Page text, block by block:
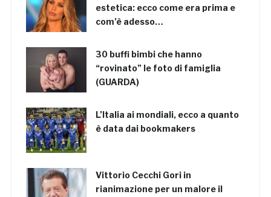
estetica: ecco come era prima e
com’è adesso…
30 buffi bimbi che hanno
“rovinato” le foto di famiglia
(GUARDA)
L’Italia ai mondiali, ecco a quanto
è data dai bookmakers
Vittorio Cecchi Gori in
rianimazione per un malore il